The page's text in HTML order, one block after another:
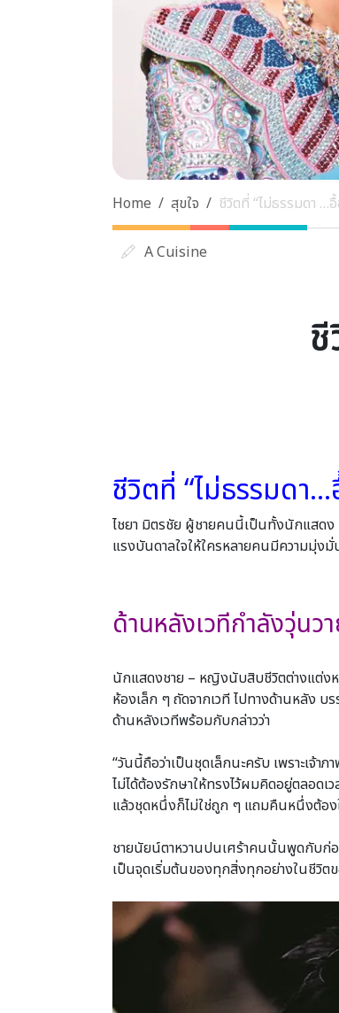
Home สุขใจ ชีวิตที่ “ไม่ธรรมดา …
A Cuisine
ชีวิตที่ “ไม่ธรรมดา
ไชยา มิตรชัย ผู้ชายคนนี้เป็นทั้งนักแสดง
แรงบันดาลใจให้ใครหลายคนมีความมุ่
ด้านหลังเวทีกําลังวุ่น
นักแสดงชาย – หญิงนับสิบชีวิตต่างแต่งห
ห้องเล็ก ๆ ถัดจากเวที ไปทางด้านหลัง
ด้านหลังเวทีพร้อมกับกล่าวว่า
“วันนี้ถือว่าเป็นชุดเล็กนะครับ เพราะเจ้
ไม่ได้ต้องรักษาให้ทรงไว้ผมคิดอยู่ตลอดเ
แล้วชุดหนึ่งก็ไม่ใช่ถูก ๆ แถมคืนหนึ่งต้อ
ชายนัยน์ตาหวานปนเศร้าคนนั้นพูดกับก่อ
เป็นจุดเริ่มต้นของทุกสิ่งทุกอย่างในชีวิต